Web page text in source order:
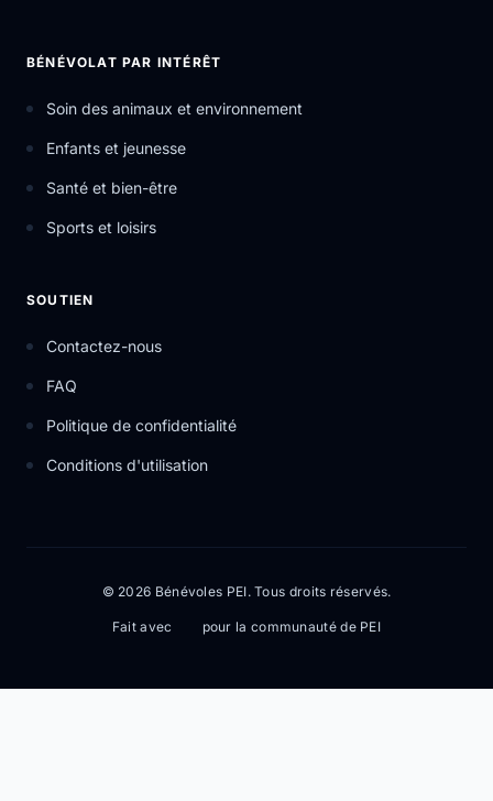
BÉNÉVOLAT PAR INTÉRÊT
Soin des animaux et environnement
Enfants et jeunesse
Santé et bien-être
Sports et loisirs
SOUTIEN
Contactez-nous
FAQ
Politique de confidentialité
Conditions d'utilisation
© 2026 Bénévoles PEI. Tous droits réservés.
Fait avec pour la communauté de PEI